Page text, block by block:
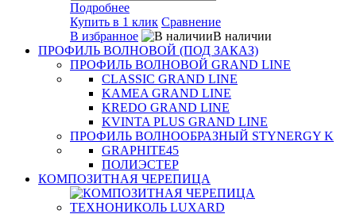
Подробнее
Купить в 1 клик Сравнение
В избранное
В наличии
ПРОФИЛЬ ВОЛНОВОЙ (ПОД ЗАКАЗ)
ПРОФИЛЬ ВОЛНОВОЙ GRAND LINE
CLASSIC GRAND LINE
KAMEA GRAND LINE
KREDO GRAND LINE
KVINTA PLUS GRAND LINE
ПРОФИЛЬ ВОЛНООБРАЗНЫЙ STYNERGY K
GRAPHITE45
ПОЛИЭСТЕР
КОМПОЗИТНАЯ ЧЕРЕПИЦА